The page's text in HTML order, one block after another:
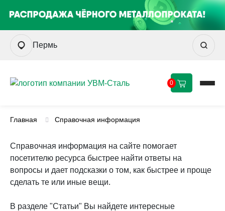
Пермь
0
Главная Справочная информация
Справочная информация на сайте помогает
посетителю ресурса быстрее найти ответы на
вопросы и дает подсказки о том, как быстрее и проще
сделать те или иные вещи.
В разделе "Статьи" Вы найдете интересные